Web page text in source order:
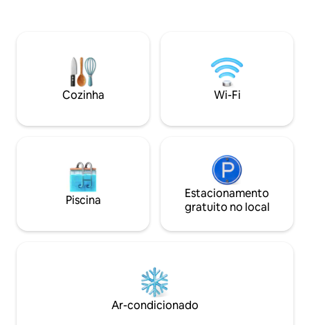
elegante. Um ótimo lugar para curtir
Chambéry e se divertir em companhia.
durante a
Aguardamos as
Cozinha Wi-Fi
Piscina
Estacionamento
gratuito no local
Ar-condicionado